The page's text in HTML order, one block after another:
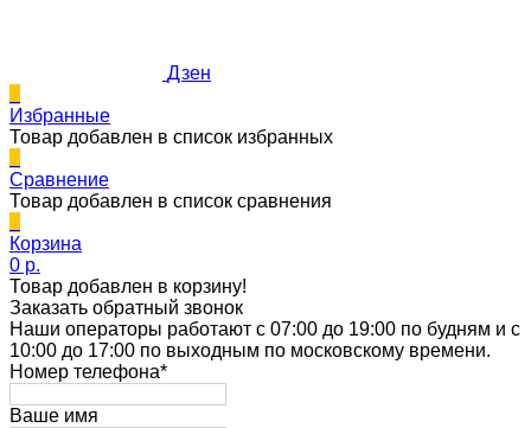
Дзен
Избранные
Товар добавлен в список избранных
Сравнение
Товар добавлен в список сравнения
Корзина
0 p.
Товар добавлен в корзину!
Заказать обратный звонок
Наши операторы работают с 07:00 до 19:00 по будням и с
10:00 до 17:00 по выходным по московскому времени.
Номер телефона*
Ваше имя